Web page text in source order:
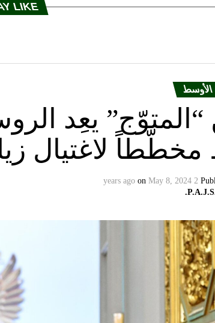
LIKE
الأوسط
“المتوّج” يعِد
لاغتيال
2 years ago
on May 8, 2024